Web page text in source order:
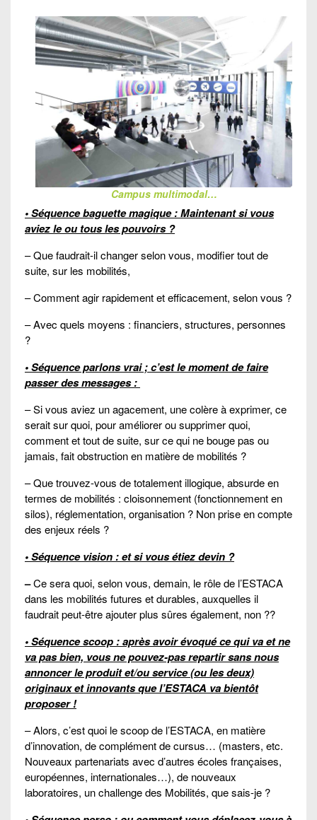
Campus multimodal…
• Séquence baguette magique : Maintenant si vous
aviez le ou tous les pouvoirs ?
– Que faudrait-il changer selon vous, modifier tout de
suite, sur les mobilités,
– Comment agir rapidement et efficacement, selon vous ?
– Avec quels moyens : financiers, structures, personnes
?
• Séquence parlons vrai ; c’est le moment de faire
passer des messages :
– Si vous aviez un agacement, une colère à exprimer, ce
serait sur quoi, pour améliorer ou supprimer quoi,
comment et tout de suite, sur ce qui ne bouge pas ou
jamais, fait obstruction en matière de mobilités ?
– Que trouvez-vous de totalement illogique, absurde en
termes de mobilités : cloisonnement (fonctionnement en
silos), réglementation, organisation ? Non prise en compte
des enjeux réels ?
• Séquence vision : et si vous étiez devin ?
–Ce sera quoi, selon vous, demain, le rôle de l’ESTACA
dans les mobilités futures et durables, auxquelles il
faudrait peut-être ajouter plus sûres également, non ??
•Séquence scoop : après avoir évoqué ce qui va et ne
va pas bien, vous ne pouvez-pas repartir sans nous
annoncer le produit et/ou service (ou les deux)
originaux et innovants que l’ESTACA va bientôt
proposer !
– Alors, c’est quoi le scoop de l’ESTACA, en matière
d’innovation, de complément de cursus… (masters, etc.
Nouveaux partenariats avec d’autres écoles françaises,
européennes, internationales…), de nouveaux
laboratoires, un challenge des Mobilités, que sais-je ?